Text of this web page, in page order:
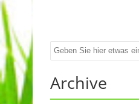
Suche
Archive